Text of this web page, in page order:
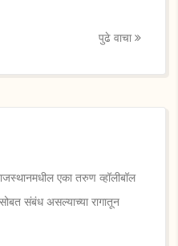
पुढे वाचा
एका तरुण व्हॉलीबॉल
संबंध असल्याच्या रागातून